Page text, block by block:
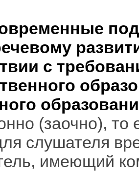
с
(заочно), то
слушателя
имеющий